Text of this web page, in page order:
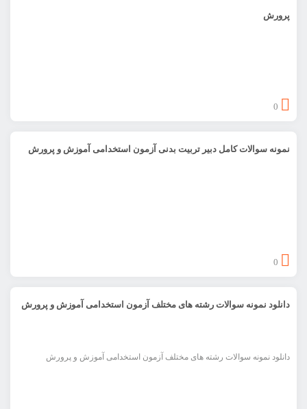
پرورش
نمونه سوالات کامل دبیر تربیت بدنی آزمون استخدامی آموزش و پرورش
دانلود نمونه سوالات رشته های مختلف آزمون استخدامی آموزش و پرورش
دانلود نمونه سوالات رشته های مختلف آزمون استخدامی آموزش و پرورش